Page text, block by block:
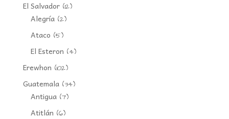
El Salvador(12)
Alegría(2)
Ataco (5)
El Esteron (4)
Erewhon (102)
Guatemala(34)
Antigua(7)
Atitlán (6)